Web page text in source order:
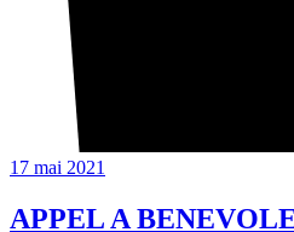
17 mai 2021
APPEL A